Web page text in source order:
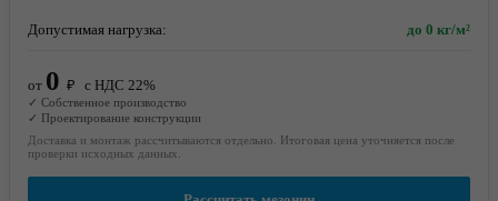
Допустимая нагрузка: до 0 кг/м²
от 0 ₽ с НДС 22%
✓ Собственное производство
✓ Проектирование конструкции
Доставка и монтаж рассчитываются отдельно. Итоговая цена уточняется после
проверки исходных данных.